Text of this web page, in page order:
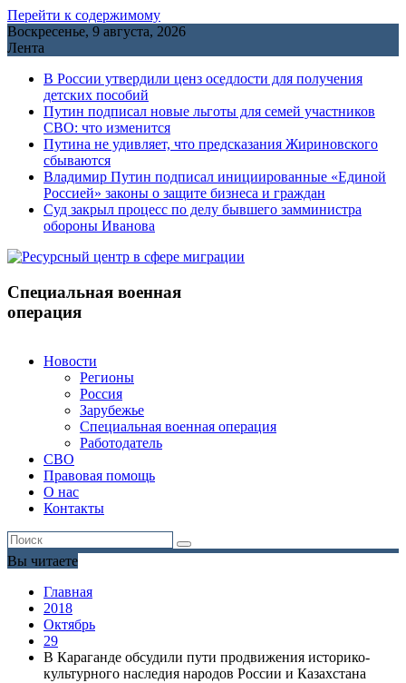
Перейти к содержимому
Воскресенье, 9 августа, 2026
Лента
В России утвердили ценз оседлости для получения
детских пособий
Путин подписал новые льготы для семей участников
СВО: что изменится
Путина не удивляет, что предсказания Жириновского
сбываются
Владимир Путин подписал инициированные «Единой
Россией» законы о защите бизнеса и граждан
Cуд закрыл процесс по делу бывшего замминистра
обороны Иванова
Специальная военная
операция
Новости
Регионы
Россия
Зарубежье
Специальная военная операция
Работодатель
СВО
Правовая помощь
О нас
Контакты
Вы читаете
Главная
2018
Октябрь
29
В Караганде обсудили пути продвижения историко-
культурного наследия народов России и Казахстана